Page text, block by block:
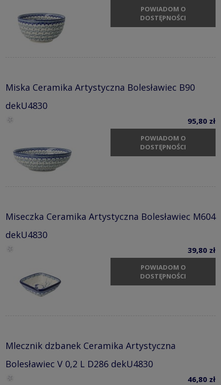
POWIADOM O
DOSTĘPNOŚCI
Miska Ceramika Artystyczna Bolesławiec B90
dekU4830
95,80 zł
POWIADOM O
DOSTĘPNOŚCI
Miseczka Ceramika Artystyczna Bolesławiec M604
dekU4830
39,80 zł
POWIADOM O
DOSTĘPNOŚCI
Mlecznik dzbanek Ceramika Artystyczna
Bolesławiec V 0,2 L D286 dekU4830
46,80 zł